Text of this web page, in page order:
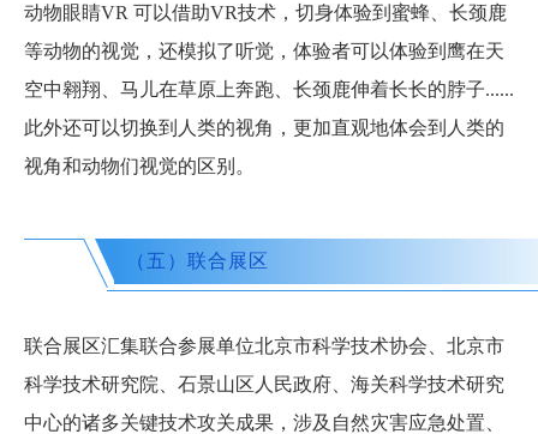
动物眼睛VR 可以借助VR技术，切身体验到蜜蜂、长颈鹿
等动物的视觉，还模拟了听觉，体验者可以体验到鹰在天
空中翱翔、马儿在草原上奔跑、长颈鹿伸着长长的脖子......
此外还可以切换到人类的视角，更加直观地体会到人类的
视角和动物们视觉的区别。
（五）联合展区
联合展区汇集联合参展单位北京市科学技术协会、北京市
科学技术研究院、石景山区人民政府、海关科学技术研究
中心的诸多关键技术攻关成果，涉及自然灾害应急处置、